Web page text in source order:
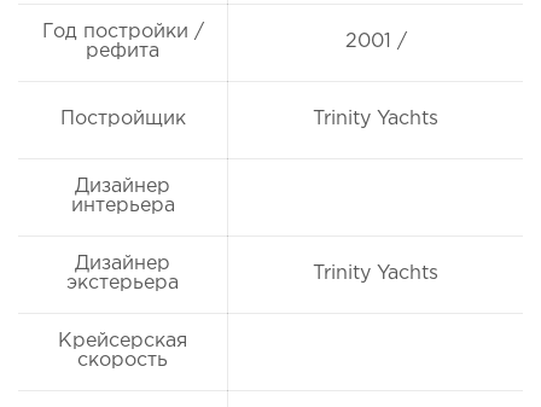
Год постройки /
рефита
2001 /
Постройщик Trinity Yachts
Дизайнер
интерьера
Дизайнер
экстерьера
Trinity Yachts
Крейсерская
скорость